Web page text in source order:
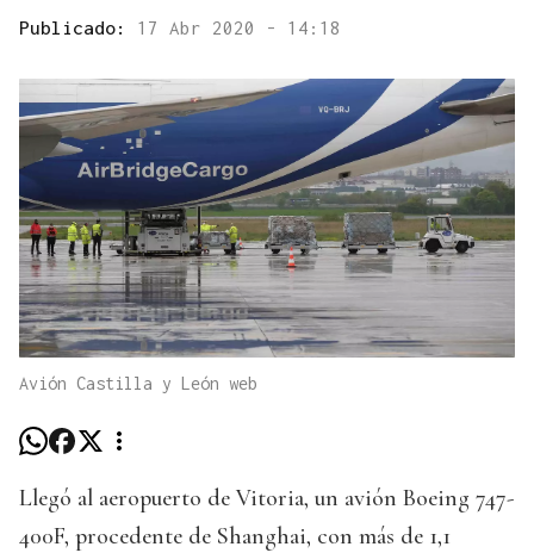
Publicado: 17 Abr 2020 - 14:18
Avión Castilla y León web
Llegó al aeropuerto de Vitoria, un avión Boeing 747-
400F, procedente de Shanghai, con más de 1,1